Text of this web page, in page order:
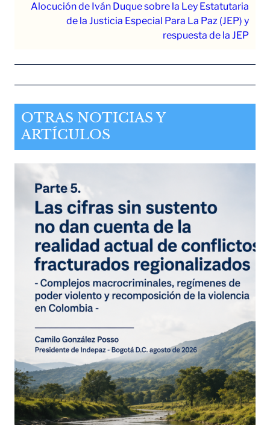
Alocución de Iván Duque sobre la Ley Estatutaria
de la Justicia Especial Para La Paz (JEP) y
respuesta de la JEP
OTRAS NOTICIAS Y
ARTÍCULOS